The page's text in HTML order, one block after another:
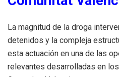
La magnitud de la droga
detenidos y la compleja
esta actuación en una de las
relevantes desarrolladas en